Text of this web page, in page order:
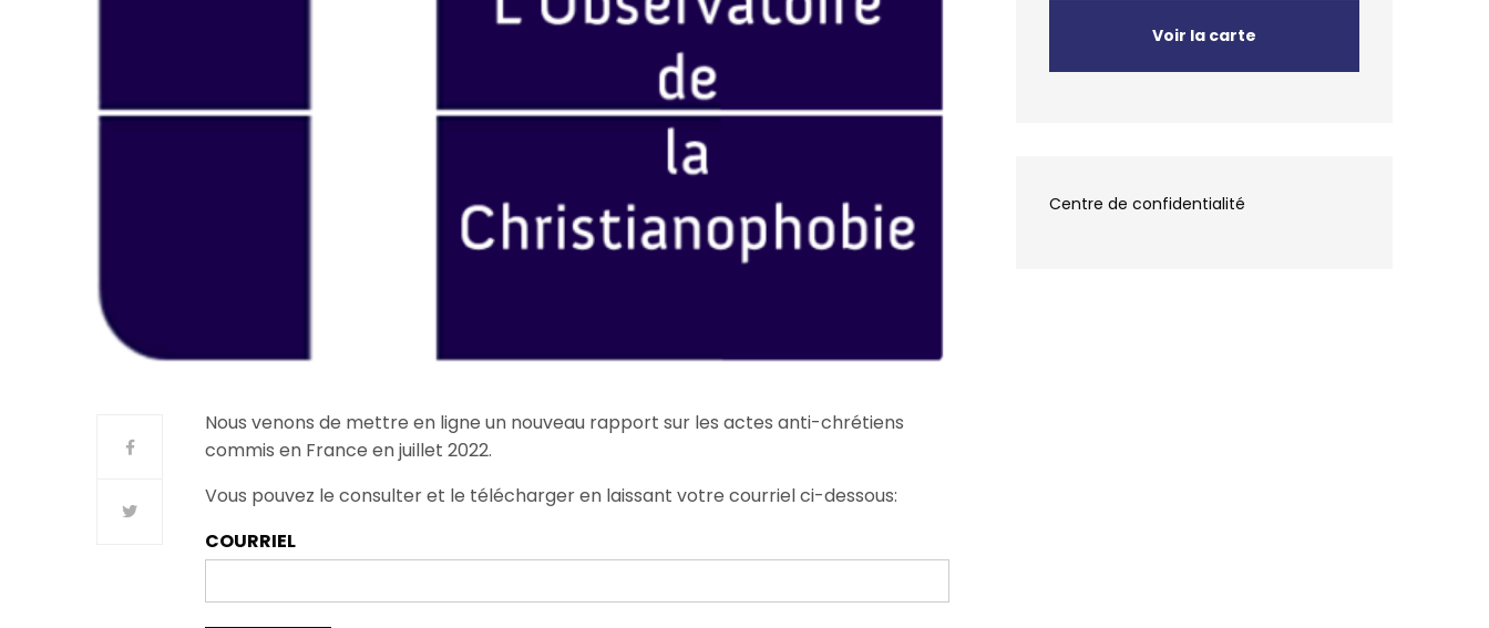
Nous venons de mettre en ligne un nouveau rapport sur les actes anti-chrétiens
commis en France en juillet 2022.
Vous pouvez le consulter et le télécharger en laissant votre courriel ci-dessous:
COURRIEL
Voir la carte
Centre de confidentialité